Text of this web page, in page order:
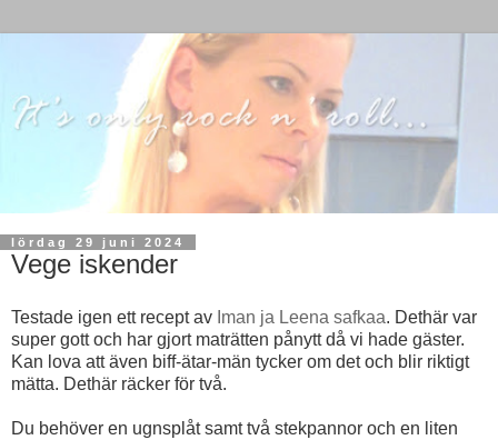
lördag 29 juni 2024
Vege iskender
Testade igen ett recept av Iman ja Leena safkaa. Dethär var
super gott och har gjort maträtten pånytt då vi hade gäster.
Kan lova att även biff-ätar-män tycker om det och blir riktigt
mätta. Dethär räcker för två.
Du behöver en ugnsplåt samt två stekpannor och en liten